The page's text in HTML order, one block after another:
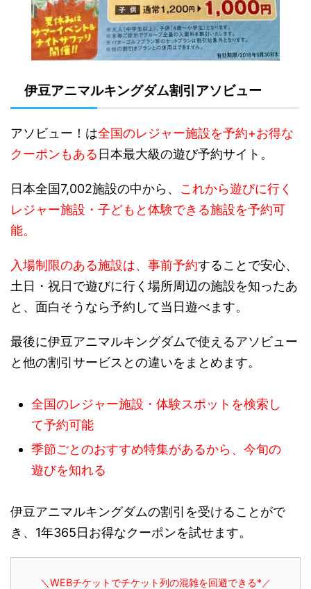
伊豆アニマルキングダム割引アソビュー
アソビュー！は全国のレジャー施設を予約+お得な
クーポンもある日本最大級の遊び予約サイト。
日本全国7,002施設の中から、 これから遊びに行く
レジャー施設・子どもと体験できる施設を予約可
能。
入場制限のある施設は、事前予約することで安心、
土日・祝日で遊びに行く場所周辺の施設を知ったあ
と、面白そうなら予約して当日遊べます。
最後に伊豆アニマルキングダムで使えるアソビュー
と他の割引サービスとの違いをまとめます。
全国のレジャー施設・体験スポットを検索し
て予約可能
季節ごとのおすすめ特集があるから、今旬の
遊びを知れる
伊豆アニマルキングダムの割引を受けることがで
き、1年365日お得なクーポンを試せます。
＼WEBチケットでチケット列の混雑を回避できる*／